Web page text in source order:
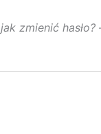
zmienić hasło?